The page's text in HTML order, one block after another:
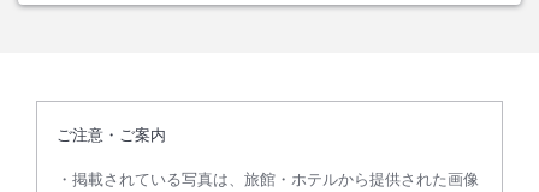
ご注意・ご案内
掲載されている写真は、旅館・ホテルから提供された画像